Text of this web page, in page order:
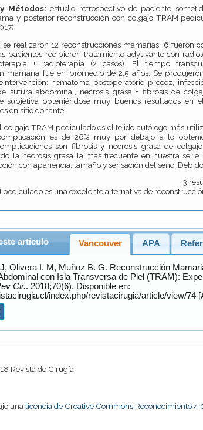
Métodos: estudio retrospectivo de paciente
y posterior reconstrucción con colgajo TRAM
se realizaron 12 reconstrucciones mamarias, 6 fueron
pacientes recibieron tratamiento adyuvante con
+ radioterapia (2 casos). El tiempo
mamaria fue en promedio de 2,5 años. Se
hematoma postoperatorio precoz,
sutura abdominal, necrosis grasa + fibrosis de
subjetiva obteniéndose muy buenos resultados en
en sitio donante.
colgajo TRAM pediculado es el tejido autólogo más
es de 26% muy por debajo a lo
son fibrosis y necrosis grasa de
la necrosis grasa la más frecuente en nuestra
con apariencia, tamaño y sensación del seno.
obtenidos
pediculado es una excelente alternativa de
artículo Vancouver APA
J, Olivera I. M, Muñoz B. G. Reconstrucción Mamaria con Colgajo Musculocutáneo
con Isla Transversa de Piel (TRAM):
Cir.. 2018;70(6). Disponible en:
Revista de Cirugía
una licencia de Creative Commons Reconocimiento